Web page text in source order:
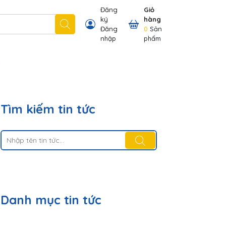
nhãn hiệu chúng tôi có Thông tin khách hàng
Đăng
ký
Đăng
nhập
Giỏ
hàng
0 Sản
phẩm
Tìm kiếm tin tức
Danh mục tin tức